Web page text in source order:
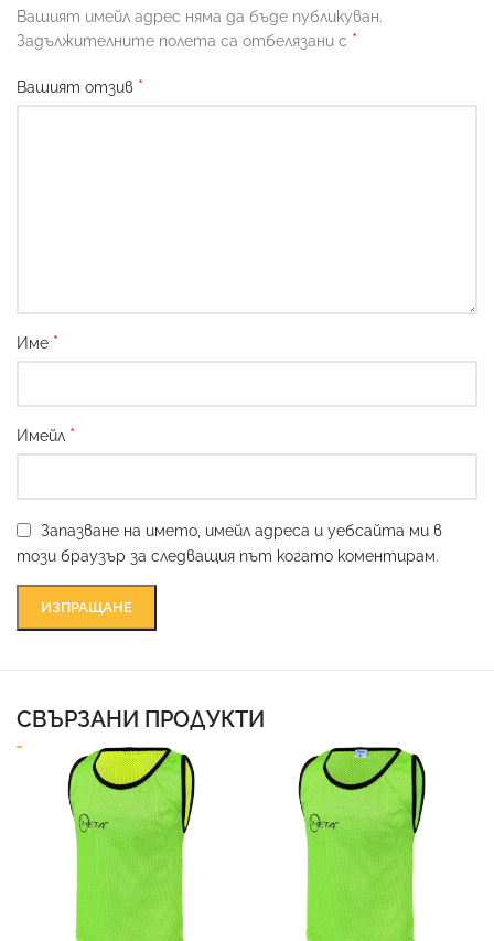
Вашият имейл адрес няма да бъде публикуван.
Задължителните полета са отбелязани с *
Вашият отзив *
Име *
Имейл *
Запазване на името, имейл адреса и уебсайта ми в
този браузър за следващия път когато коментирам.
СВЪРЗАНИ ПРОДУКТИ